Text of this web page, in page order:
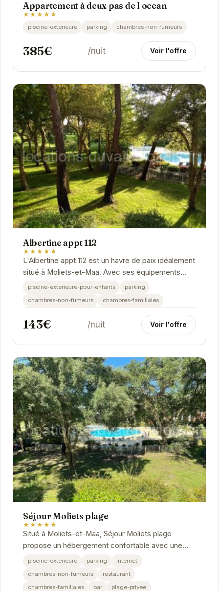
Appartement à deux pas de l ocean
★★★★★
piscine-exterieure parking chambres-non-fumeurs
385€ /nuit Voir l'offre
Albertine appt 112
★★★★★
L'Albertine appt 112 est un havre de paix idéalement
situé à Moliets-et-Maa. Avec ses équipements
modernes, notamment une piscine extérieure...
piscine-exterieure-pour-enfants
parking
chambres-non-fumeurs
chambres-familiales
143€ /nuit Voir l'offre
Séjour Moliets plage
★★★★★
Situé à Moliets-et-Maa, Séjour Moliets plage
propose un hébergement confortable avec une
variété d'équipements pour un séjour agréable....
piscine-exterieure parking
internet
chambres-non-fumeurs
restaurant
chambres-familiales
bar plage-privee